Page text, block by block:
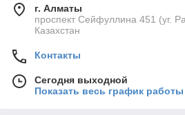
г. Алматы
проспект Сейфуллина 451 (уг.
Казахстан
Контакты
Сегодня выходной
Показать весь график работы